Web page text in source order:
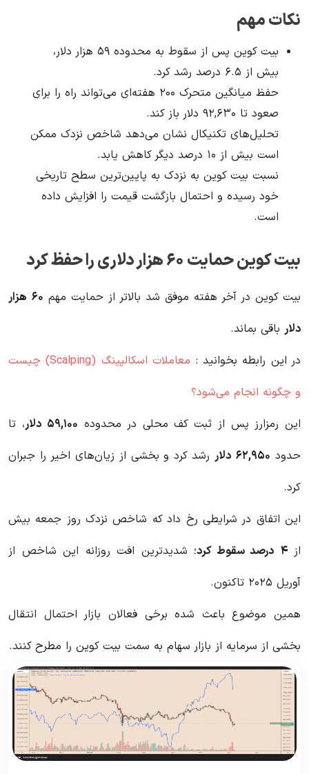
نکات مهم
بیت کوین پس از سقوط به محدوده ۵۹ هزار دلار،
بیش از ۶.۵ درصد رشد کرد.
حفظ میانگین متحرک ۲۰۰ هفته‌ای می‌تواند راه را برای
صعود تا ۹۲,۶۳۰ دلار باز کند.
تحلیل‌های تکنیکال نشان می‌دهد شاخص نزدک ممکن
است بیش از ۱۰ درصد دیگر کاهش یابد.
نسبت بیت کوین به نزدک به پایین‌ترین سطح تاریخی
خود رسیده و احتمال بازگشت قیمت را افزایش داده
است.
بیت کوین حمایت ۶۰ هزار دلاری را حفظ کرد
بیت کوین در آخر هفته موفق شد بالاتر از حمایت مهم ۶۰ هزار
دلار باقی بماند.
در این رابطه بخوانید‌ :
معاملات اسکالپینگ (Scalping) چیست
و چگونه انجام می‌شود؟
این رمزارز پس از ثبت کف محلی در محدوده ۵۹,۱۰۰ دلار، تا
حدود ۶۲,۹۵۰ دلار رشد کرد و بخشی از زیان‌های اخیر را جبران
کرد.
این اتفاق در شرایطی رخ داد که شاخص نزدک روز جمعه بیش
از۴ درصد سقوط کرد؛ شدیدترین افت روزانه این شاخص از
آوریل ۲۰۲۵ تاکنون.
همین موضوع باعث شده برخی فعالان بازار احتمال انتقال
بخشی از سرمایه‌ از بازار سهام به سمت بیت کوین را مطرح کنند.